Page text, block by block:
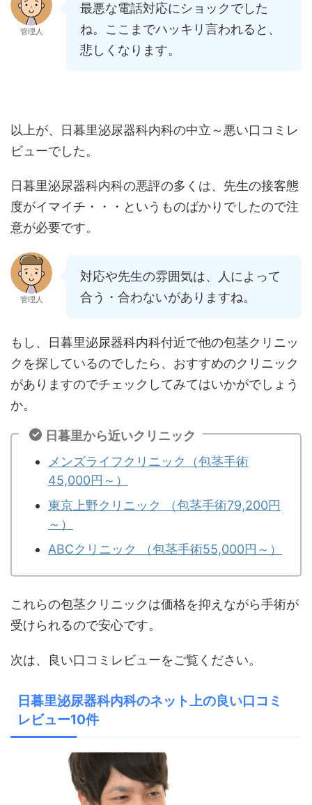
管理人
最悪な電話対応にショックでした
ね。ここまでハッキリ言われると、
悲しくなります。
以上が、日暮里泌尿器科内科の中立～悪い口コミレ
ビューでした。
日暮里泌尿器科内科の悪評の多くは、先生の接客態
度がイマイチ・・・というものばかりでしたので注
意が必要です。
管理人
対応や先生の雰囲気は、人によって
合う・合わないがありますね。
もし、日暮里泌尿器科内科付近で他の包茎クリニッ
クを探しているのでしたら、おすすめのクリニック
がありますのでチェックしてみてはいかがでしょう
か。
日暮里から近いクリニック
メンズライフクリニック（包茎手術
45,000円～）
東京上野クリニック （包茎手術79,200円
～）
ABCクリニック （包茎手術55,000円～）
これらの包茎クリニックは価格を抑えながら手術が
受けられるので安心です。
次は、良い口コミレビューをご覧ください。
日暮里泌尿器科内科のネット上の良い口コミ
レビュー10件